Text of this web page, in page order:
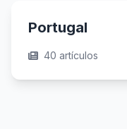
Portugal
40 artículos